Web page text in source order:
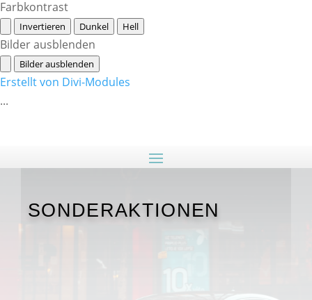
Farbkontrast
Invertieren Dunkel Hell
Bilder ausblenden
Bilder ausblenden
Erstellt von Divi-Modules
...
SONDERAKTIONEN